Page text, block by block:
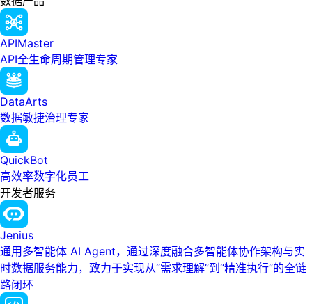
APIMaster
API全生命周期管理专家
DataArts
数据敏捷治理专家
QuickBot
高效率数字化员工
开发者服务
Jenius
通用多智能体 AI Agent，通过深度融合多智能体协作架构与实
时数据服务能力，致力于实现从“需求理解”到“精准执行”的全链
路闭环